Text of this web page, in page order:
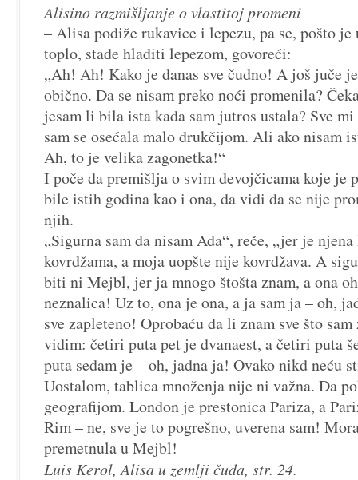
Alisino razmišljanje o vlastitoj promeni
– Alisa podiže rukavice i lepezu, pa se, pošto
toplo, stade hladiti lepezom, govoreći:
„Ah! Ah! Kako je danas sve čudno! A još juče
obično. Da se nisam preko noći promenila?
jesam li bila ista kada sam jutros ustala? Sve
sam se osećala malo drukčijom. Ali ako nisam
Ah, to je velika zagonetka!“
I poče da premišlja o svim devojčicama koje je
bile istih godina kao i ona, da vidi da se nije
njih.
„Sigurna sam da nisam Ada“, reče, „jer je
kovrdžama, a moja uopšte nije kovrdžava. A
biti ni Mejbl, jer ja mnogo štošta znam, a ona
neznalica! Uz to, ona je ona, a ja sam ja – oh,
sve zapleteno! Oprobaću da li znam sve što
vidim: četiri puta pet je dvanaest, a četiri puta
puta sedam je – oh, jadna ja! Ovako nikd neću
Uostalom, tablica množenja nije ni važna. Da
geografijom. London je prestonica Pariza, a
Rim – ne, sve je to pogrešno, uverena sam!
premetnula u Mejbl!
Luis Kerol, Alisa u zemlji čuda, str. 24.